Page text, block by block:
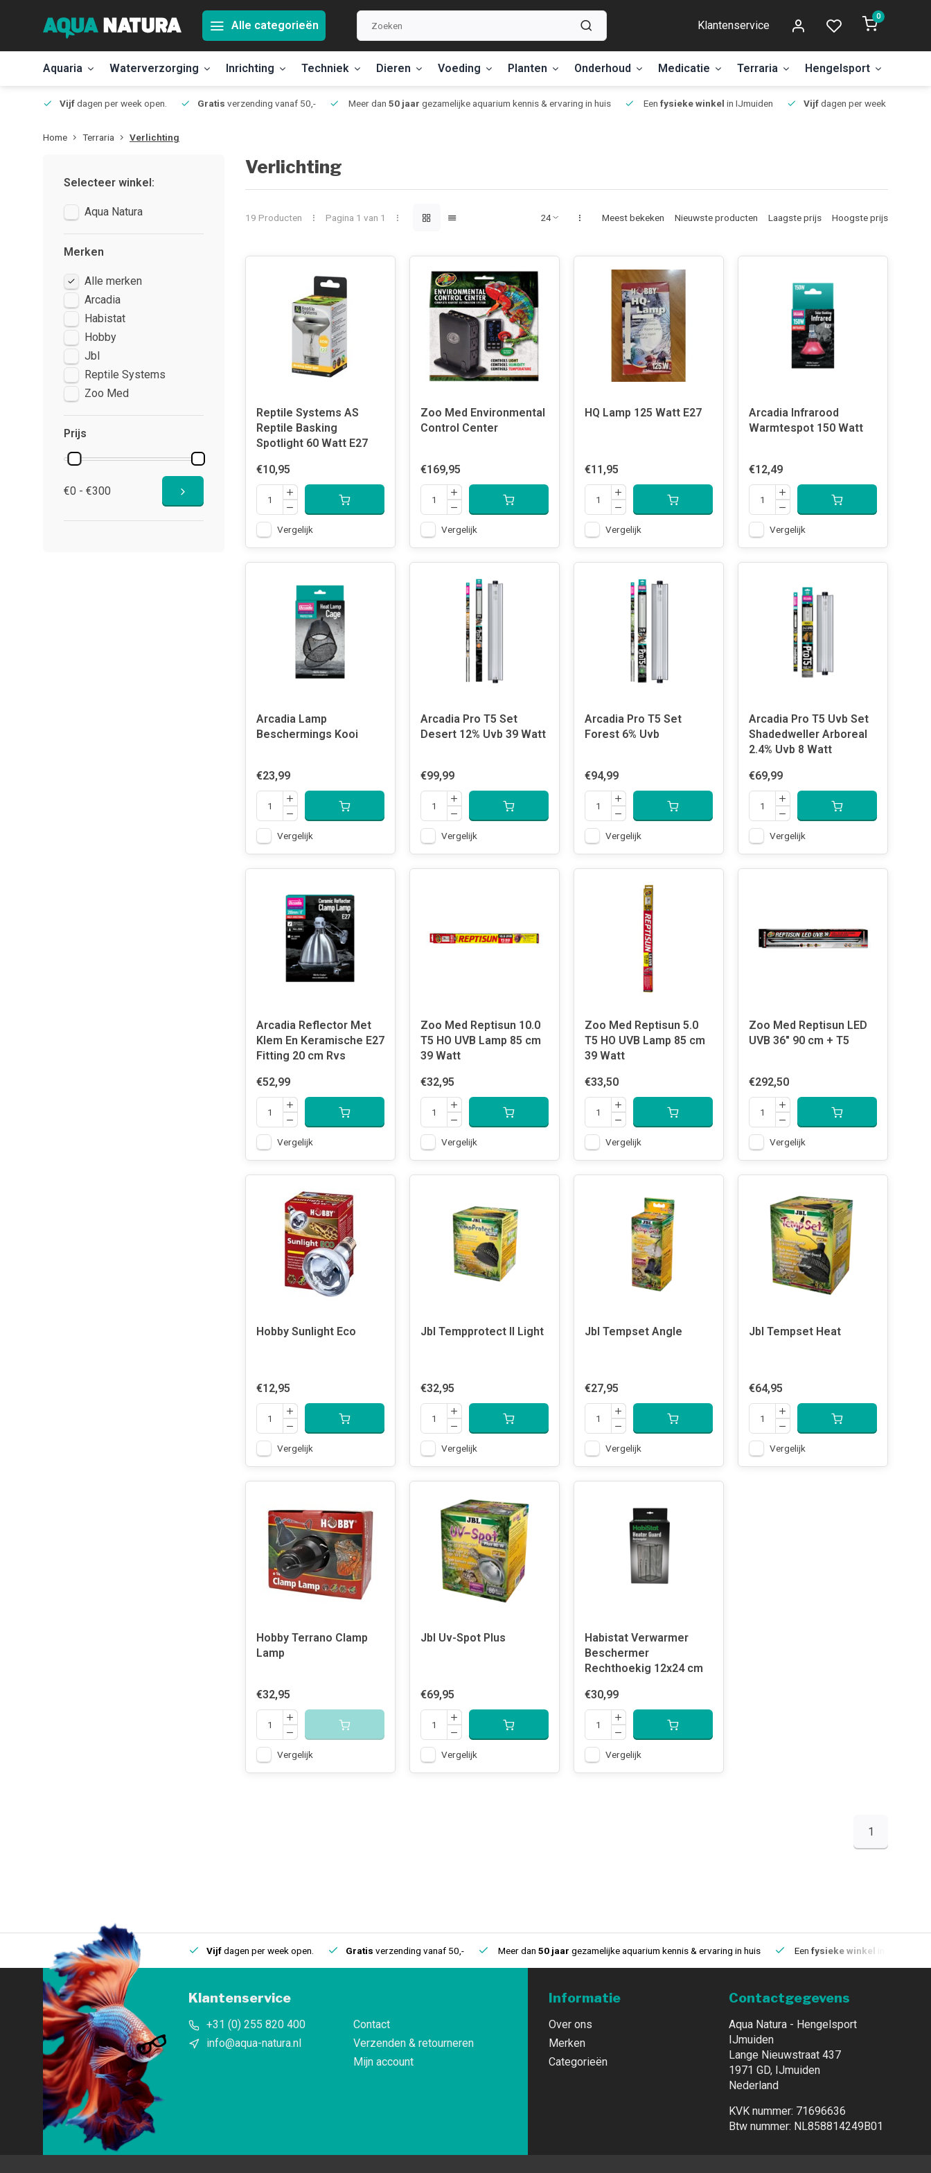
Alle categorieën Klantenservice
0
Aquaria Waterverzorging Inrichting Techniek Dieren Voeding Planten Onderhoud Medicatie Terraria Hengelsport
Vijfdagen per week open. Gratis verzending vanaf 50,- Meer dan 50 jaar gezamelijke aquarium kennis & ervaring in huis Een fysieke winkel in IJmuiden Vijfdagen per week open.
Home Terraria Verlichting
Selecteer winkel:
Aqua Natura
Merken
Alle merken
Arcadia
Habistat
Hobby
Jbl
Reptile Systems
Zoo Med
Prijs
€0 - €300
Verlichting
19 Producten Pagina 1 van 1 Meest bekeken Nieuwste producten Laagste prijs Hoogste prijs
Reptile Systems AS
Reptile Basking
Spotlight 60 Watt E27
€10,95
Vergelijk
Zoo Med Environmental
Control Center
€169,95
Vergelijk
HQ Lamp 125 Watt E27
€11,95
Vergelijk
Arcadia Infrarood
Warmtespot 150 Watt
€12,49
Vergelijk
Arcadia Lamp
Beschermings Kooi
€23,99
Vergelijk
Arcadia Pro T5 Set
Desert 12% Uvb 39 Watt
€99,99
Vergelijk
Arcadia Pro T5 Set
Forest 6% Uvb
€94,99
Vergelijk
Arcadia Pro T5 Uvb Set
Shadedweller Arboreal
2.4% Uvb 8 Watt
€69,99
Vergelijk
Arcadia Reflector Met
Klem En Keramische E27
Fitting 20 cm Rvs
€52,99
Vergelijk
Zoo Med Reptisun 10.0
T5 HO UVB Lamp 85 cm
39 Watt
€32,95
Vergelijk
Zoo Med Reptisun 5.0
T5 HO UVB Lamp 85 cm
39 Watt
€33,50
Vergelijk
Zoo Med Reptisun LED
UVB 36" 90 cm + T5
€292,50
Vergelijk
Hobby Sunlight Eco
€12,95
Vergelijk
Jbl Tempprotect II Light
€32,95
Vergelijk
Jbl Tempset Angle
€27,95
Vergelijk
Jbl Tempset Heat
€64,95
Vergelijk
Hobby Terrano Clamp
Lamp
€32,95
Vergelijk
Jbl Uv-Spot Plus
€69,95
Vergelijk
Habistat Verwarmer
Beschermer
Rechthoekig 12x24 cm
€30,99
Vergelijk
1
Eenfysieke winkelin IJmuiden Vijfdagen per week open. Gratis verzending vanaf 50,- Meer dan 50 jaar gezamelijke aquarium kennis & ervaring in huis Een fysieke winkel
Klantenservice
+31 (0) 255 820 400
info@aqua-natura.nl
Contact
Verzenden & retourneren
Mijn account
Informatie
Over ons
Merken
Categorieën
Contactgegevens
Aqua Natura - Hengelsport
IJmuiden
Lange Nieuwstraat 437
1971 GD, IJmuiden
Nederland
KVK nummer: 71696636
Btw nummer: NL858814249B01